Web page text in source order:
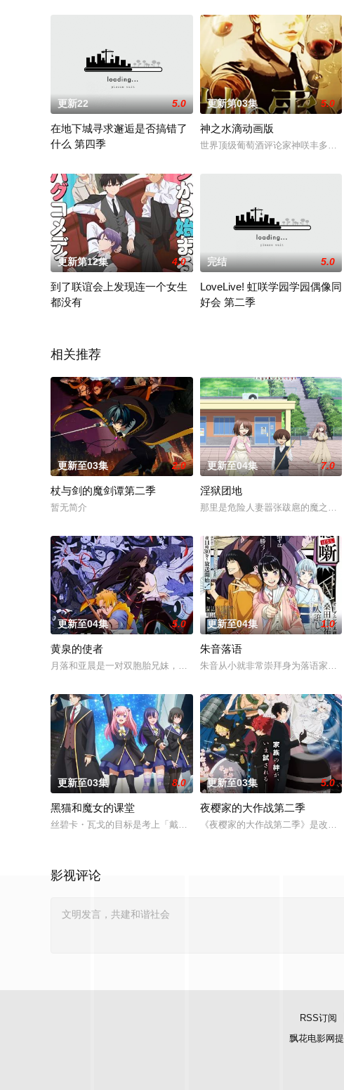
更新22 5.0
在地下城寻求邂逅是否搞错了
什么 第四季
更新第03集 5.0
神之水滴动画版
世界顶级葡萄酒评论家神咲丰多香
更新第12集 4.0
到了联谊会上发现连一个女生
都没有
完结 5.0
LoveLive! 虹咲学园学园偶像同
好会 第二季
相关推荐
更新至03集 2.0
杖与剑的魔剑谭第二季
暂无简介
更新至04集 7.0
淫狱团地
那里是危险人妻嚣张跋扈的魔之社
更新至04集 5.0
黄泉的使者
月落和亚晨是一对双胞胎兄妹，他们在一个与世隔绝的深山小村落里出
更新至04集 1.0
朱音落语
朱音从小就非常崇拜身为落语家的
更新至03集 8.0
黑猫和魔女的课堂
丝碧卡・瓦戈的目标是考上「戴安娜魔术学校」，成为一等魔术师。但
更新至03集 5.0
夜樱家的大作战第二季
《夜樱家的大作战第二季》是改编
影视评论
RSS订阅
飘花电影网